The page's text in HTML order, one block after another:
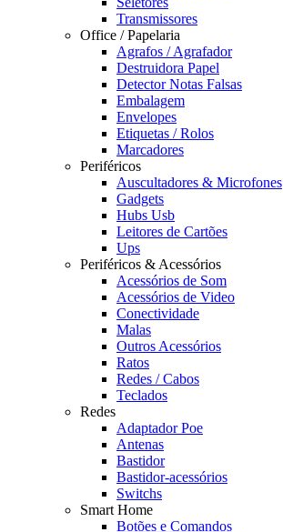
Transmissores
Office / Papelaria
Agrafos / Agrafador
Destruidora Papel
Detector Notas Falsas
Embalagem
Envelopes
Etiquetas / Rolos
Marcadores
Periféricos
Auscultadores & Microfones
Gadgets
Hubs Usb
Leitores de Cartões
Ups
Periféricos & Acessórios
Acessórios de Som
Acessórios de Video
Conectividade
Malas
Outros Acessórios
Ratos
Redes / Cabos
Teclados
Redes
Adaptador Poe
Antenas
Bastidor
Bastidor-acessórios
Switchs
Smart Home
Botões e Comandos